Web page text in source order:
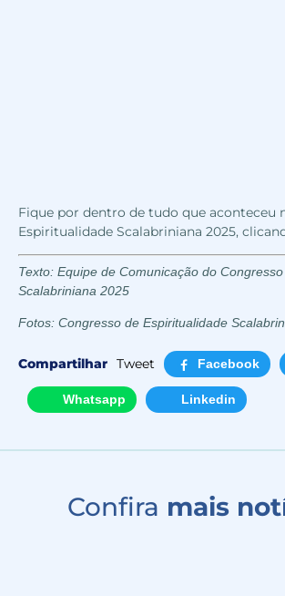
Fique por dentro de tudo que aconteceu
Espiritualidade Scalabriniana 2025,
Texto: Equipe de Comunicação do
Scalabriniana 2025
Fotos: Congresso de Espiritualidade
Compartilhar Tweet Facebook
Whatsapp Linkedin
Confira mais